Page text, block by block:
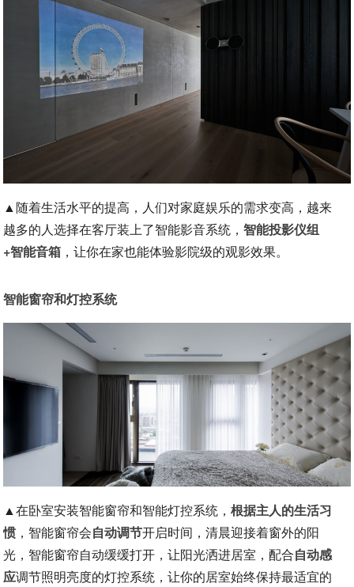
▲随着生活水平的提高，人们对家庭娱乐的需求变高，越来
越多的人选择在客厅装上了智能影音系统，智能投影仪组
+智能音箱 ，让你在家也能体验影院级的观影效果。
智能窗帘和灯控系统
▲在卧室安装智能窗帘和智能灯控系统，根据主人的生活习
惯 ，智能窗帘会自动调节开启时间，清晨迎接着窗外的阳
光，智能窗帘自动缓缓打开，让阳光洒进居室，配合自动感
应调节照明亮度的灯控系统，让你的居室始终保持最适宜的